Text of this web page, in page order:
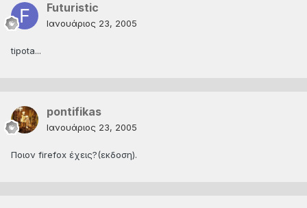
Futuristic
Ιανουάριος 23, 2005
tipota...
pontifikas
Ιανουάριος 23, 2005
Ποιον firefox έχεις?(εκδοση).